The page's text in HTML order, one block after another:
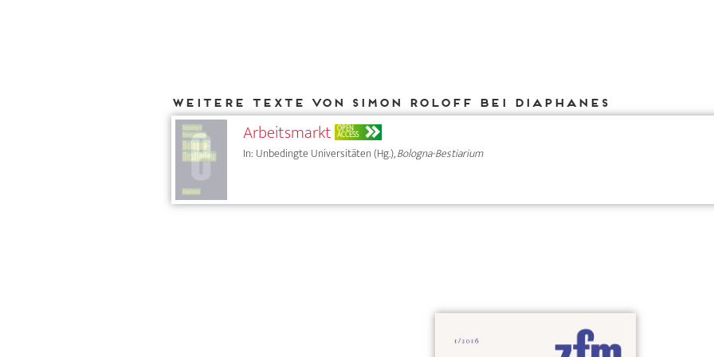
Weitere Texte von Simon Roloff bei DIAPHANES
Arbeitsmarkt OPEN
ACCESS
In: Unbedingte Universitäten (Hg.),Bologna-Bestiarium